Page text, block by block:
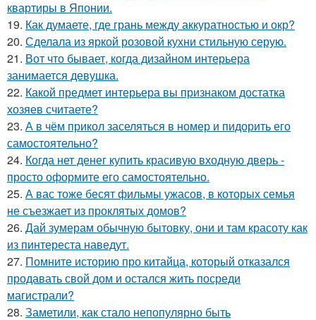
квартиры в Японии.
19. Как думаете, где грань между аккуратностью и окр?
20. Сделала из яркой розовой кухни стильную серую.
21. Вот что бывает, когда дизайном интерьера
занимается девушка.
22. Какой предмет интерьера вы признаком достатка
хозяев считаете?
23. А в чём прикол заселяться в номер и пидорить его
самостоятельно?
24. Когда нет денег купить красивую входную дверь -
просто оформите его самостоятельно.
25. А вас тоже бесят фильмы ужасов, в которых семья
не съезжает из проклятых домов?
26. Дай зумерам обычную бытовку, они и там красоту как
из пинтереста наведут.
27. Помните историю про китайца, который отказался
продавать свой дом и остался жить посреди
магистрали?
28. Заметили, как стало непопулярно быть